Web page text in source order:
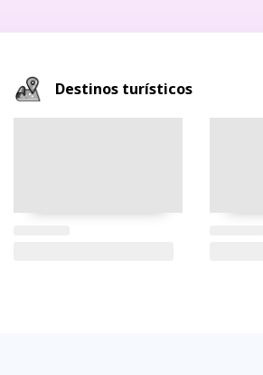
Destinos turísticos